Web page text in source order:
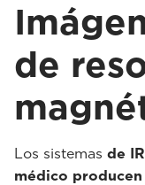
de
Los sistemas de
médico producen